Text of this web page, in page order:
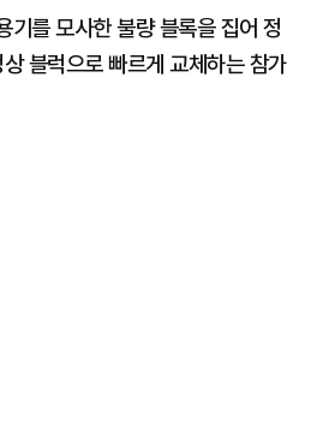
를 모사한 불량 블록을 집어 정
블럭으로 빠르게 교체하는 참가